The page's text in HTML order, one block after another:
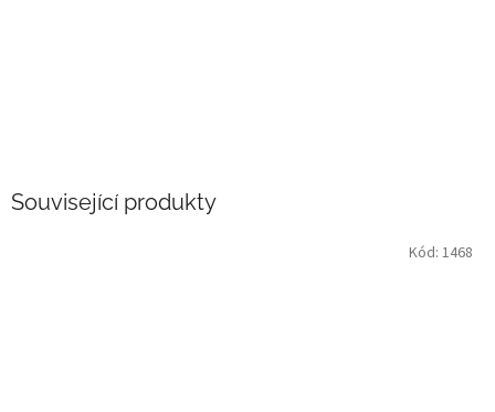
Související produkty
Kód: 1468